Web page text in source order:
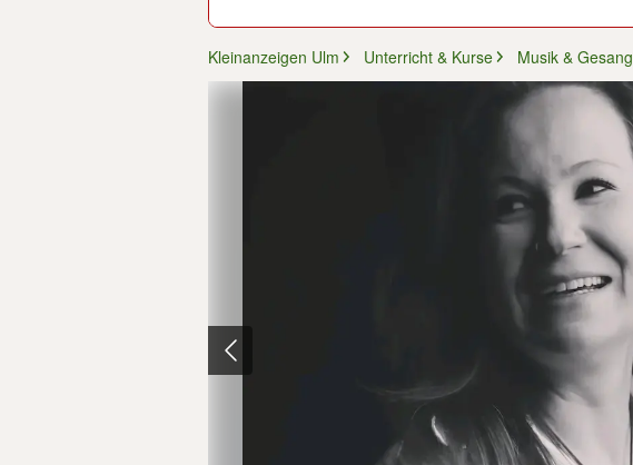
Kleinanzeigen Ulm Unterricht & Kurse Musik & Gesang